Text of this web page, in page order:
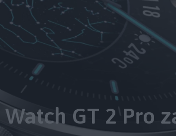
GT 2 Pro